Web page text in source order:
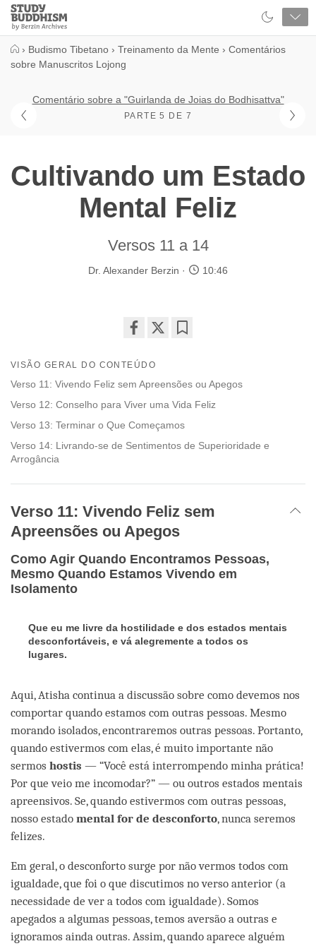
Close
Study
Buddhism
› Budismo Tibetano › Treinamento da Mente › Comentários
sobre Manuscritos Lojong
Comentário sobre a "Guirlanda de Joias do Bodhisattva"
PARTE 5 DE 7
Cultivando um Estado
Mental Feliz
Versos 11 a 14
Dr. Alexander Berzin 10:46
on
facebook
VISÃO GERAL DO CONTEÚDO
Verso 11: Vivendo Feliz sem Apreensões ou Apegos
Verso 12: Conselho para Viver uma Vida Feliz
Verso 13: Terminar o Que Começamos
Verso 14: Livrando-se de Sentimentos de Superioridade e
Arrogância
Verso 11: Vivendo Feliz sem
Apreensões ou Apegos
Como Agir Quando Encontramos Pessoas,
Mesmo Quando Estamos Vivendo em
Isolamento
Que eu me livre da hostilidade e dos estados mentais
desconfortáveis, e vá alegremente a todos os
lugares.
Aqui, Atisha continua a discussão sobre como devemos nos
comportar quando estamos com outras pessoas. Mesmo
morando isolados, encontraremos outras pessoas. Portanto,
quando estivermos com elas, é muito importante não
sermos hostis — “Você está interrompendo minha prática!
Por que veio me incomodar?” — ou outros estados mentais
apreensivos. Se, quando estivermos com outras pessoas,
nosso estado mental for de desconforto, nunca seremos
felizes.
Em geral, o desconforto surge por não vermos todos com
igualdade, que foi o que discutimos no verso anterior (a
necessidade de ver a todos com igualdade). Somos
apegados a algumas pessoas, temos aversão a outras e
ignoramos ainda outras. Assim, quando aparece alguém